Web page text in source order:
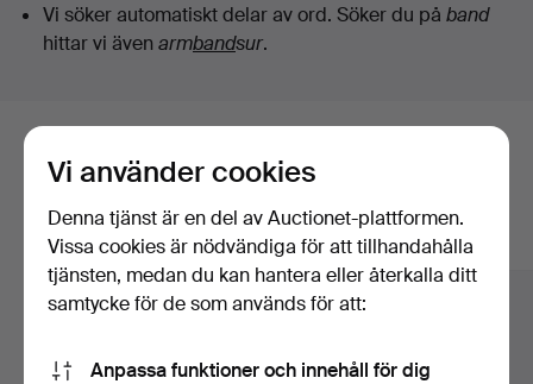
Vi söker automatiskt delar av ord. Söker du på band
hittar vi även armbandsur.
Här är föremål från vårt arkiv som
matchar din sökning
Visa alla föremål
Vi använder cookies
Denna tjänst är en del av Auctionet-plattformen.
Vissa cookies är nödvändiga för att tillhandahålla
tjänsten, medan du kan hantera eller återkalla ditt
samtycke för de som används för att:
Anpassa funktioner och innehåll för dig